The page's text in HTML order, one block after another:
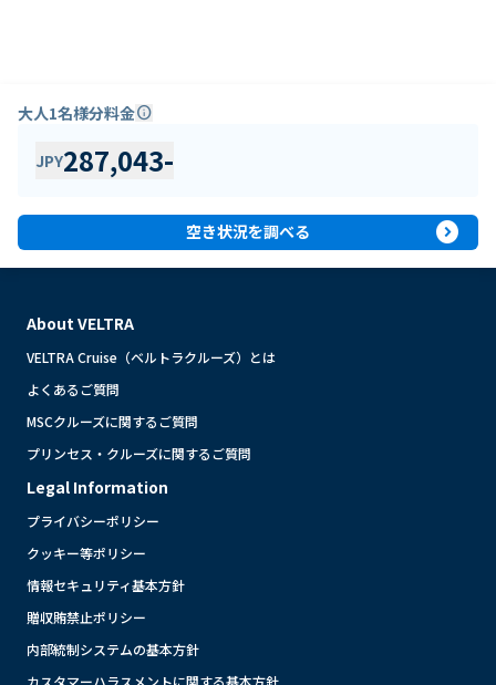
大人1名様分料金info
JPY287,043-
空き状況を調べる expand_circle_right
About VELTRA
VELTRA Cruise（ベルトラクルーズ）とは
よくあるご質問
MSCクルーズに関するご質問
プリンセス・クルーズに関するご質問
Legal Information
プライバシーポリシー
クッキー等ポリシー
情報セキュリティ基本方針
贈収賄禁止ポリシー
内部統制システムの基本方針
カスタマーハラスメントに関する基本方針